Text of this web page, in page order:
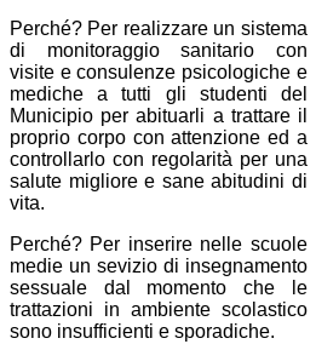
Perché? Per realizzare un sistema
di monitoraggio sanitario con
visite e consulenze psicologiche e
mediche a tutti gli studenti del
Municipio per abituarli a trattare il
proprio corpo con attenzione ed a
controllarlo con regolarità per una
salute migliore e sane abitudini di
vita.
Perché? Per inserire nelle scuole
medie un sevizio di insegnamento
sessuale dal momento che le
trattazioni in ambiente scolastico
sono insufficienti e sporadiche.